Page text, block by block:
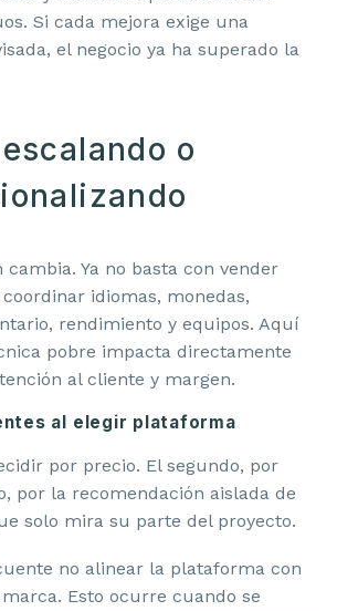
Si cada mejora exige una
el negocio ya ha superado la
o
cambia. Ya no basta con vender
idiomas, monedas,
rendimiento y equipos. Aquí
pobre impacta directamente
al cliente y margen.
al elegir plataforma
por precio. El segundo, por
por la recomendación aislada de
solo mira su parte del proyecto.
no alinear la plataforma con
Esto ocurre cuando se